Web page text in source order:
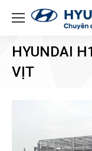
HYUNDAI
VỊT